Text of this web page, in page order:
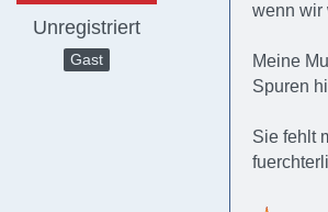
Unregistriert
Gast
wenn wir
Meine
Spuren
Sie fehlt